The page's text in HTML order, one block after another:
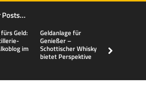
Geld:
im
Geldanlage für
Genießer –
Schottischer Whisky
bietet Perspektive